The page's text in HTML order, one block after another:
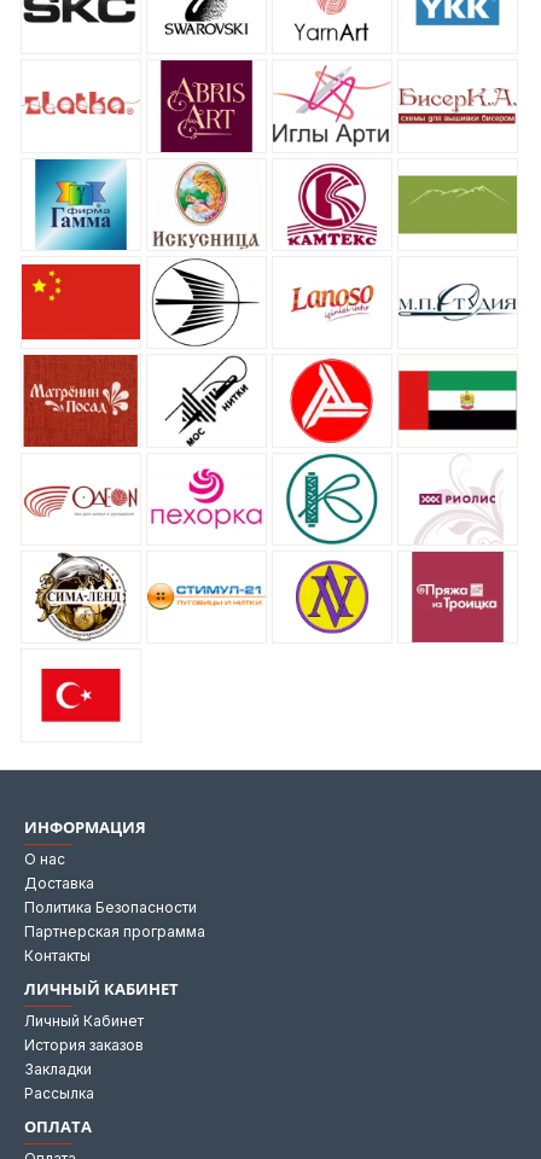
ИНФОРМАЦИЯ
О нас
Доставка
Политика Безопасности
Партнерская программа
Контакты
ЛИЧНЫЙ КАБИНЕТ
Личный Кабинет
История заказов
Закладки
Рассылка
ОПЛАТА